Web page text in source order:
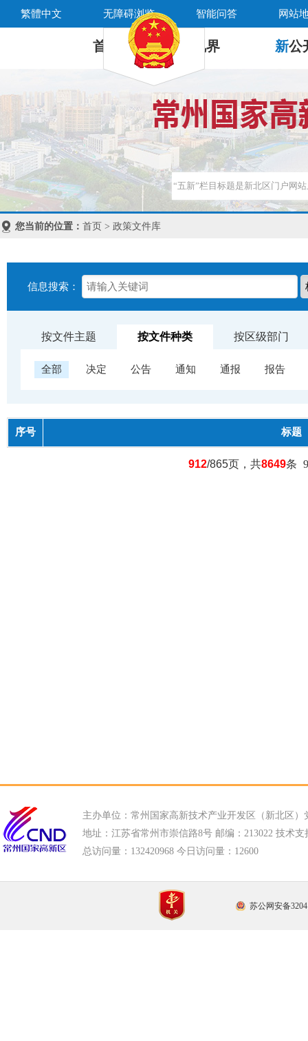
繁體中文 无障碍浏览 智能问答 网站
首 页 新 视界 新公
您当前的位置： 首页 > 政策文件库
信息搜索：
按文件主题 按文件种类 按区级部门
全部 决定 公告 通知 通报 报告
序号 标题
912/865页，共8649条 9
主办单位：常州国家高新技术产业开发区（新北区）
地址：江苏省常州市崇信路8号 邮编：213022 技术支
总访问量： 132420968 今日访问量： 12600
苏公网安备